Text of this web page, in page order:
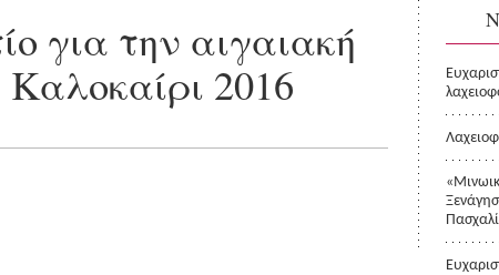
για την αιγαιακή
2016